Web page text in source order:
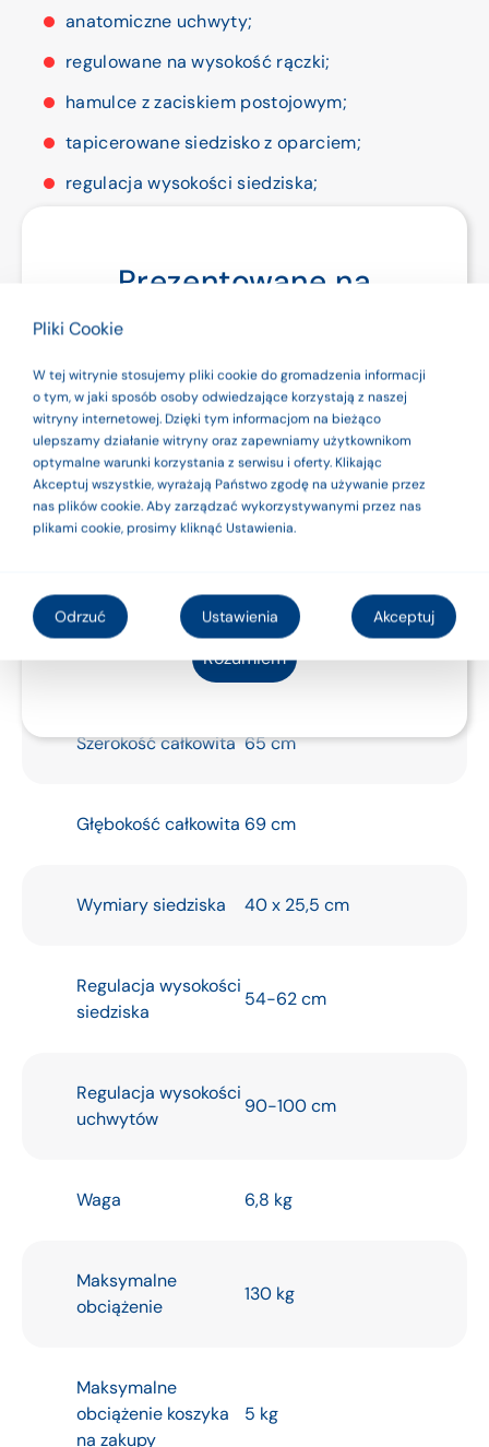
anatomiczne uchwyty;
regulowane na wysokość rączki;
hamulce z zaciskiem postojowym;
tapicerowane siedzisko z oparciem;
regulacja wysokości siedziska;
i średnicy 8”;
funkcja demontażu kół do transportu.
Wyposażenie:oparcie, torba na zakupy.
Specyfikacja
Szerokość całkowita 65 cm
Głębokość całkowita 69 cm
Wymiary siedziska 40 x 25,5 cm
Regulacja wysokości
siedziska
54-62 cm
Regulacja wysokości
uchwytów
90-100 cm
Waga 6,8 kg
Maksymalne
obciążenie
130 kg
Maksymalne
obciążenie koszyka
na zakupy
5 kg
Prezentowane na
stronie produkty są
wyrobami
medycznymi. Dla
bezpieczeństwa
używaj ich zgodnie
z instrukcją
etykietą.
Rozumiem
Pliki Cookie
W tej witrynie stosujemy pliki cookie do gromadzenia informacji
o tym, w jaki sposób osoby odwiedzające korzystają z naszej
witryny internetowej. Dzięki tym informacjom na bieżąco
ulepszamy działanie witryny oraz zapewniamy użytkownikom
optymalne warunki korzystania z serwisu i oferty. Klikając
Akceptuj wszystkie, wyrażają Państwo zgodę na używanie przez
nas plików cookie. Aby zarządzać wykorzystywanymi przez nas
plikami cookie, prosimy kliknąć Ustawienia.
Odrzuć Ustawienia Akceptuj